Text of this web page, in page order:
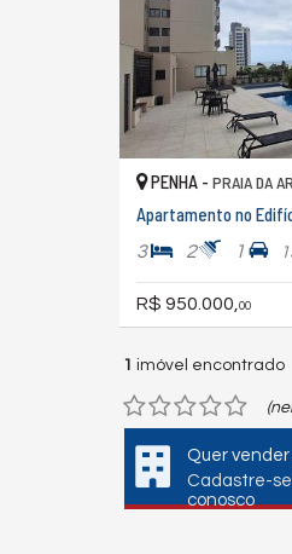
PENHA - PRAIA DA
Apartamento no
3 2 1
R$ 950.000, 00
1 imóvel encontrado
Quer vender
Cadastre-
conosco